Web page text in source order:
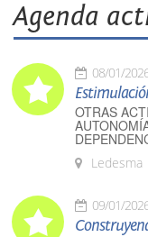
Agenda
08/01/
OTRAS
Ledesma
09/01/